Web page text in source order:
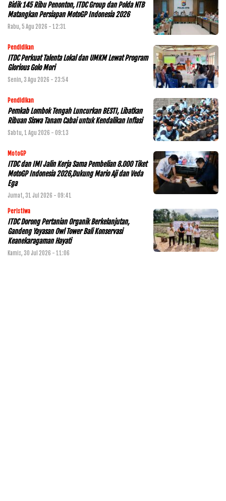
Bidik 145 Ribu Penonton, ITDC Group dan Polda NTB
Matangkan Persiapan MotoGP Indonesia 2026
Rabu, 5 Agu 2026 - 12:31
Pendidikan
ITDC Perkuat Talenta Lokal dan UMKM Lewat Program
Glorious Golo Mori
Senin, 3 Agu 2026 - 23:54
Pendidikan
Pemkab Lombok Tengah Luncurkan BESTI, Libatkan
Ribuan Siswa Tanam Cabai untuk Kendalikan Inflasi
Sabtu, 1 Agu 2026 - 09:13
MotoGP
ITDC dan IMI Jalin Kerja Sama Pembelian 8.000 Tiket
MotoGP Indonesia 2026,Dukung Mario Aji dan Veda
Ega
Jumat, 31 Jul 2026 - 09:41
Peristiwa
ITDC Dorong Pertanian Organik Berkelanjutan,
Gandeng Yayasan Owl Tower Bali Konservasi
Keanekaragaman Hayati
Kamis, 30 Jul 2026 - 11:06